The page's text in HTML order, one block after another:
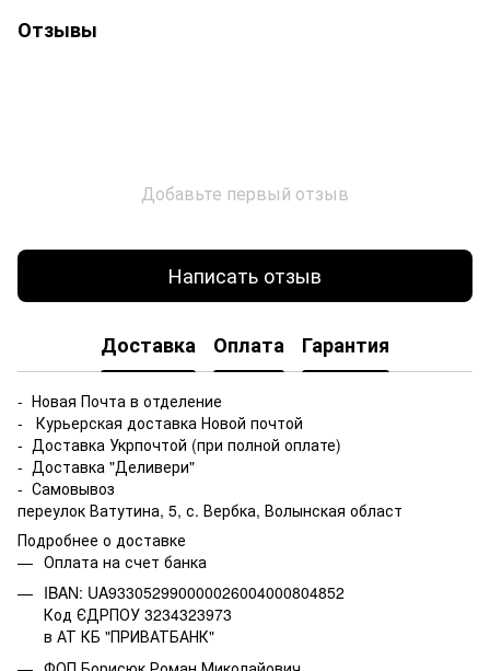
Отзывы
Добавьте первый отзыв
Написать отзыв
Доставка Оплата Гарантия
- Новая Почта в отделение
- Курьерская доставка Новой почтой
- Доставка Укрпочтой (при полной оплате)
- Доставка "Деливери"
- Самовывоз
переулок Ватутина, 5, с. Вербка, Волынская област
Подробнее о доставке
Оплата на счет банка
IBAN: UA933052990000026004000804852
Код ЄДРПОУ 3234323973
в АТ КБ "ПРИВАТБАНК"